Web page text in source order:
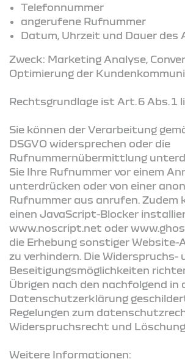
Telefonnummer
angerufene Rufnummer
Datum, Uhrzeit und Dauer des
Zweck: Marketing Analyse,
Optimierung der
Rechtsgrundlage ist Art. 6 Abs. 1
Sie können der Verarbeitung
DSGVO widersprechen oder die
Rufnummernübermittlung
Sie Ihre Rufnummer vor einem
unterdrücken oder von einer
Rufnummer aus anrufen. Zudem
einen JavaScript-Blocker
www.noscript.net oder
die Erhebung sonstiger Website-
zu verhindern. Die Widerspruchs-
Beseitigungsmöglichkeiten
Übrigen nach den nachfolgend in
Datenschutzerklärung
Regelungen zum
Widerspruchsrecht und
Weitere Informationen: